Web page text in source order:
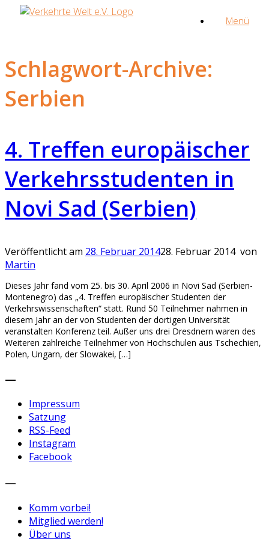
Zum
Menü
Schlagwort-Archive:
Serbien
4. Treffen europäischer
Verkehrsstudenten in
Novi Sad (Serbien)
Veröffentlicht am 28. Februar 201428. Februar 2014 von
Martin
Dieses Jahr fand vom 25. bis 30. April 2006 in Novi Sad (Serbien-
Montenegro) das „4. Treffen europäischer Studenten der
Verkehrswissenschaften“ statt. Rund 50 Teilnehmer nahmen in
diesem Jahr an der von Studenten der dortigen Universität
veranstalten Konferenz teil. Außer uns drei Dresdnern waren des
Weiteren zahlreiche Teilnehmer von Hochschulen aus Tschechien,
Polen, Ungarn, der Slowakei, […]
—
Impressum
Satzung
RSS-Feed
Instagram
Facebook
—
Komm vorbei!
Mitglied werden!
Über uns